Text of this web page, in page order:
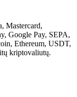
Mastercard,
Google Pay, SEPA,
Ethereum, USDT,
kriptovaliutų.